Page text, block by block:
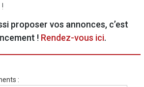
proposer vos annonces, c’est
! Rendez-vous ici.
: